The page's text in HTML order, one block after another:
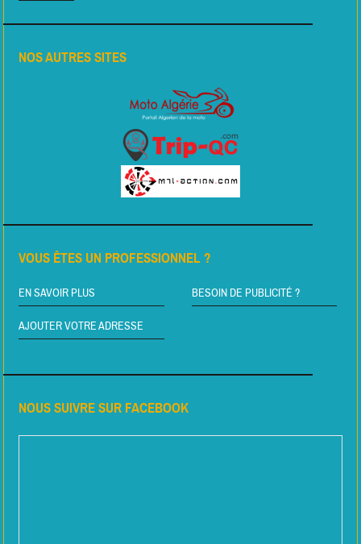
NOS AUTRES SITES
VOUS ÊTES UN PROFESSIONNEL ?
EN SAVOIR PLUS BESOIN DE PUBLICITÉ ?
AJOUTER VOTRE ADRESSE
NOUS SUIVRE SUR FACEBOOK